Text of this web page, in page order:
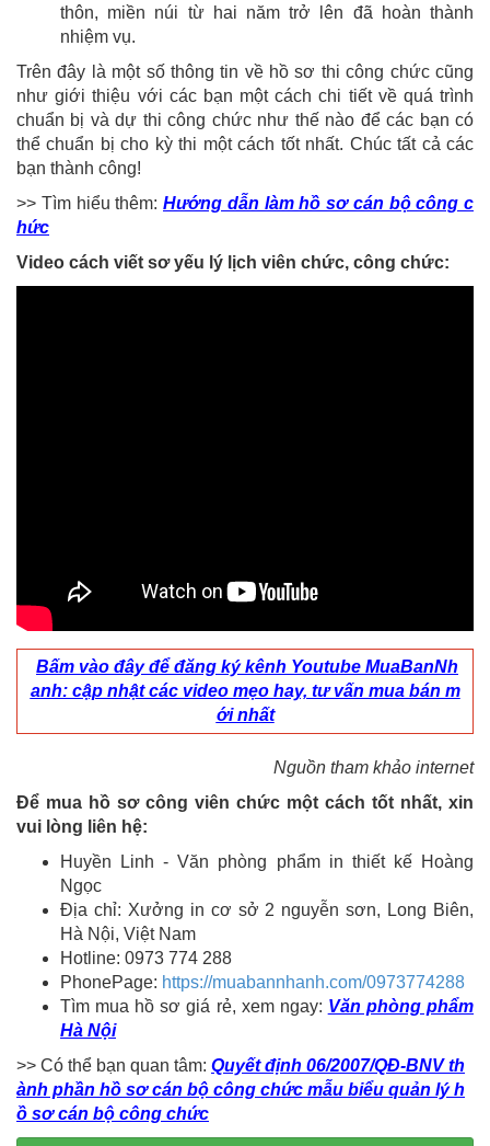
thôn, miền núi từ hai năm trở lên đã hoàn thành
nhiệm vụ.
Trên đây là một số thông tin về hồ sơ thi công chức cũng
như giới thiệu với các bạn một cách chi tiết về quá trình
chuẩn bị và dự thi công chức như thế nào để các bạn có
thể chuẩn bị cho kỳ thi một cách tốt nhất. Chúc tất cả các
bạn thành công!
>> Tìm hiểu thêm: Hướng dẫn làm hồ sơ cán bộ công c
hức
Video cách viết sơ yếu lý lịch viên chức, công chức:
Bấm vào đây để đăng ký kênh Youtube MuaBanNh
anh: cập nhật các video mẹo hay, tư vấn mua bán m
ới nhất
Nguồn tham khảo internet
Để mua hồ sơ công viên chức một cách tốt nhất, xin
vui lòng liên hệ:
Huyền Linh - Văn phòng phẩm in thiết kế Hoàng
Ngọc
Địa chỉ: Xưởng in cơ sở 2 nguyễn sơn, Long Biên,
Hà Nội, Việt Nam
Hotline: 0973 774 288
PhonePage: https://muabannhanh.com/0973774288
Tìm mua hồ sơ giá rẻ, xem ngay: Văn phòng phẩm
Hà Nội
>> Có thể bạn quan tâm: Quyết định 06/2007/QĐ-BNV th
ành phần hồ sơ cán bộ công chức mẫu biểu quản lý h
ồ sơ cán bộ công chức